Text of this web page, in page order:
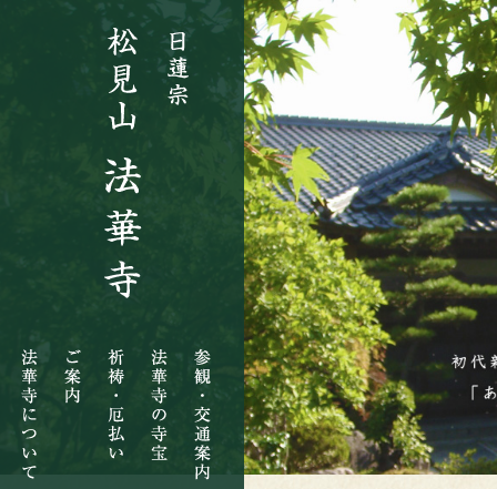
華
寺
に
つ
い
案
内
祷・
厄
払
い
華
寺
の
寺
宝
観・
交
通
案
内